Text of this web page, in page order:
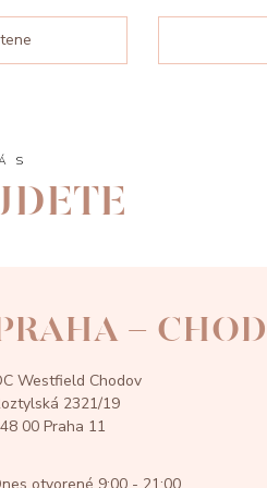
-
Westfield Chodov
2321/19
00 Praha 11